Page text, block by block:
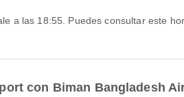
con Biman Bangladesh